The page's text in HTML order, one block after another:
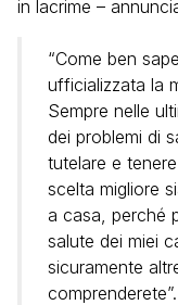
in lacrime –
“Come ben
ufficializzata la
Sempre nelle
dei problemi di
tutelare e
scelta migliore
a casa, perché
salute dei miei
sicuramente
comprenderete”.